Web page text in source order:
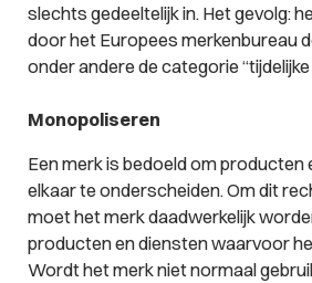
slechts gedeeltelijk in. Het gevolg:
door het Europees merkenbureau
onder andere de categorie
Monopoliseren
Een merk is bedoeld om producten
elkaar te onderscheiden. Om dit
moet het merk daadwerkelijk
producten en diensten waarvoor
Wordt het merk niet normaal